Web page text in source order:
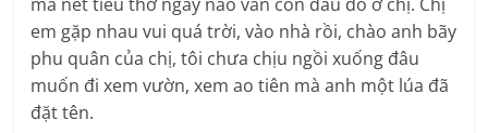
mà nét tiểu thơ ngày nào vẫn còn đâu đó ở chị. Chị
em gặp nhau vui quá trời, vào nhà rồi, chào anh bãy
phu quân của chị, tôi chưa chịu ngồi xuống đâu
muốn đi xem vườn, xem ao tiên mà anh một lúa đã
đặt tên.